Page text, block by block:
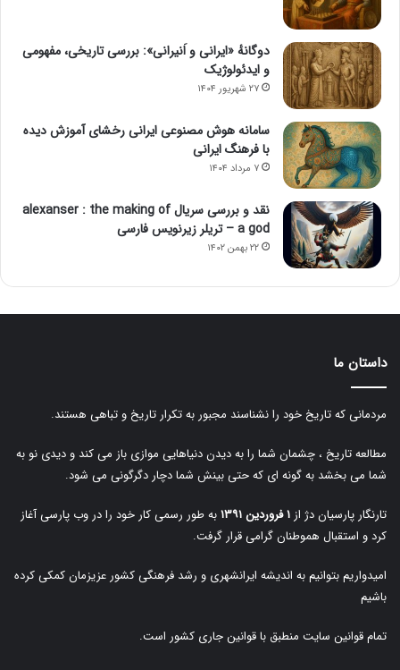
دوگانهٔ «ایرانی و اَنیرانی»: بررسی تاریخی، مفهومی
و ایدئولوژیک
۲۷ شهریور ۱۴۰۴
سامانه هوش مصنوعی ایرانی رخشای آموزش دیده
با فرهنگ ایرانی
۷ مرداد ۱۴۰۴
نقد و بررسی سریال alexanser : the making of
a god – تریلر زیرنویس فارسی
۲۲ بهمن ۱۴۰۲
داستان ما
مردمانی که تاریخ خود را نشناسند مجبور به تکرار تاریخ و تباهی هستند.
مطالعه تاریخ ، چشمان شما را به دیدن دنیاهایی موازی باز می کند و دیدی نو به
شما می بخشد به گونه ای که حتی بینش شما دچار دگرگونی می شود.
تارنگار پارسیان دژ از ۱ فروردین ۱۳۹۱
به طور رسمی کار خود را در وب پارسی آغاز
کرد و استقبال هموطنان گرامی قرار گرفت.
امیدواریم بتوانیم به اندیشه ایرانشهری و رشد فرهنگی کشور عزیزمان کمکی کرده
باشیم
تمام قوانین سایت منطبق با قوانین جاری کشور است.